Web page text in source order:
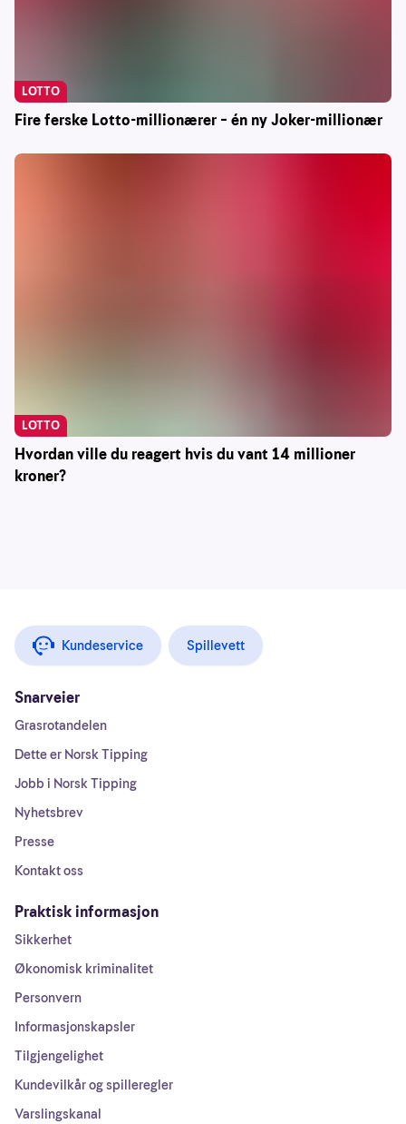
Fire ferske Lotto-millionærer – én ny Joker-millionær
LOTTO
Hvordan ville du reagert hvis du vant 14 millioner
kroner?
LOTTO
Kundeservice Spillevett
Snarveier
Grasrotandelen
Dette er Norsk Tipping
Jobb i Norsk Tipping
Nyhetsbrev
Presse
Kontakt oss
Praktisk informasjon
Sikkerhet
Økonomisk kriminalitet
Personvern
Informasjonskapsler
Tilgjengelighet
Kundevilkår og spilleregler
Varslingskanal